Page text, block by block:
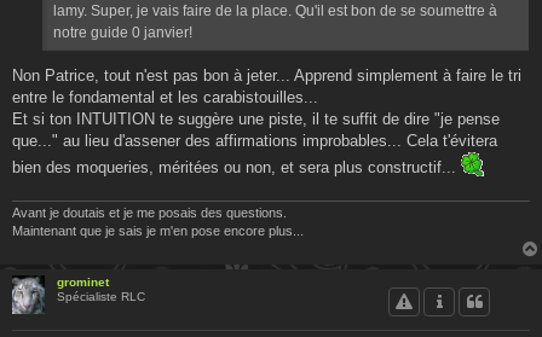
lamy. Super, je vais faire de la place. Qu'il est bon de se soumettre à
notre guide 0 janvier!
Non Patrice, tout n'est pas bon à jeter... Apprend simplement à faire le tri
entre le fondamental et les carabistouilles...
Et si ton INTUITION te suggère une piste, il te suffit de dire "je pense
que..." au lieu d'assener des affirmations improbables... Cela t'évitera
bien des moqueries, méritées ou non, et sera plus constructif...
Avant je doutais et je me posais des questions.
Maintenant que je sais je m'en pose encore plus...
grominet
Spécialiste RLC